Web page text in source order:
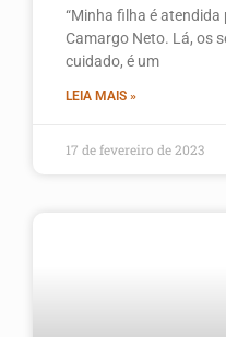
“Minha filha é atendida
Camargo Neto. Lá, os
cuidado, é um
LEIA MAIS »
17 de fevereiro de 2023